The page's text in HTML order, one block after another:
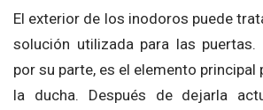
El exterior de los inodoros puede
solución utilizada para las puertas.
por su parte, es el elemento principal
la ducha. Después de dejarla